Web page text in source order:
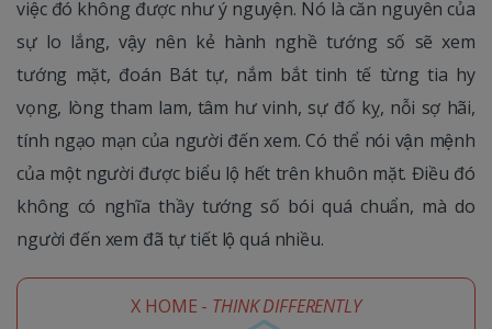
việc đó không được như ý nguyện. Nó là căn nguyên của
sự lo lắng, vậy nên kẻ hành nghề tướng số sẽ xem
tướng mặt, đoán Bát tự, nắm bắt tinh tế từng tia hy
vọng, lòng tham lam, tâm hư vinh, sự đố kỵ, nỗi sợ hãi,
tính ngạo mạn của người đến xem. Có thể nói vận mệnh
của một người được biểu lộ hết trên khuôn mặt. Điều đó
không có nghĩa thầy tướng số bói quá chuẩn, mà do
người đến xem đã tự tiết lộ quá nhiều.
X HOME - THINK DIFFERENTLY